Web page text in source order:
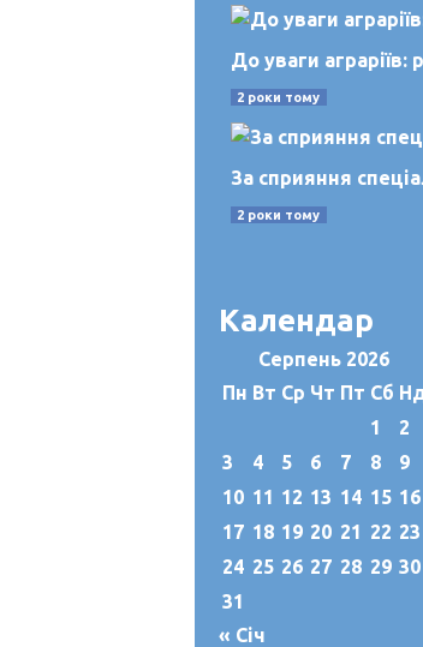
До уваги
2 роки тому
За сприяння
2 роки тому
Календар
Серпень 2026
Пн Вт Ср Чт Пт Сб
1
2
3
4 5 6 7 8
9
10 11 12 13 14 15 16
17 18 19 20 21 22 23
24 25 26 27 28 29 30
31
« Січ